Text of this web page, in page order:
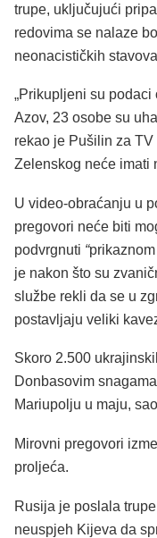
trupe, uključujući
redovima se nalaze
neonacističkih
„Prikupljeni su
Azov, 23 osobe su
rekao je Pušilin za TV
Zelenskog neće imati
U video-obraćanju u
pregovori neće biti
podvrgnuti “
je nakon što su
službe rekli da se u
postavljaju veliki
Skoro 2.500
Donbasovim
Mariupolju u maju,
Mirovni pregovori
proljeća.
Rusija je poslala
neuspjeh Kijeva da